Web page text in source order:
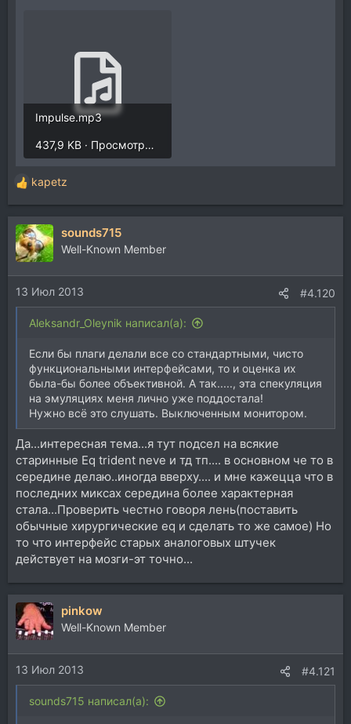
Impulse.mp3
437,9 KB · Просмотры: 75
Р
е
а
к
ц
и
и
:
kapetz
sounds715
Well-Known Member
13 Июл 2013 #4.120
Aleksandr_Oleynik написал(а):
Если бы плаги делали все со стандартными, чисто
функциональными интерфейсами, то и оценка их
была-бы более объективной. А так....., эта спекуляция
на эмуляциях меня лично уже поддостала!
Нужно всё это слушать. Выключенным монитором.
Да...интересная тема...я тут подсел на всякие
старинные Eq trident neve и тд тп.... в основном че то в
середине делаю..иногда вверху.... и мне кажецца что в
последних миксах середина более характерная
стала...Проверить честно говоря лень(поставить
обычные хирургические eq и сделать то же самое) Но
то что интерфейс старых аналоговых штучек
действует на мозги-эт точно...
pinkow
Well-Known Member
13 Июл 2013 #4.121
sounds715 написал(а):